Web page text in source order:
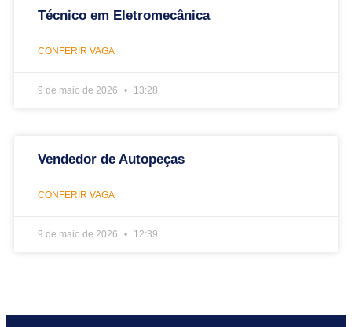
Técnico em Eletromecânica
CONFERIR VAGA
9 de maio de 2026 13:28
Vendedor de Autopeças
CONFERIR VAGA
9 de maio de 2026 12:39